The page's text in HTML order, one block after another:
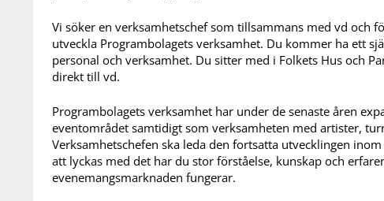
Vi söker en verksamhetschef som tillsammans med vd och
utveckla Programbolagets verksamhet. Du kommer ha ett
personal och verksamhet. Du sitter med i Folkets Hus och
direkt till vd.
Programbolagets verksamhet har under de senaste åren
eventområdet samtidigt som verksamheten med artister,
Verksamhetschefen ska leda den fortsatta utvecklingen
att lyckas med det har du stor förståelse, kunskap och
evenemangsmarknaden fungerar.